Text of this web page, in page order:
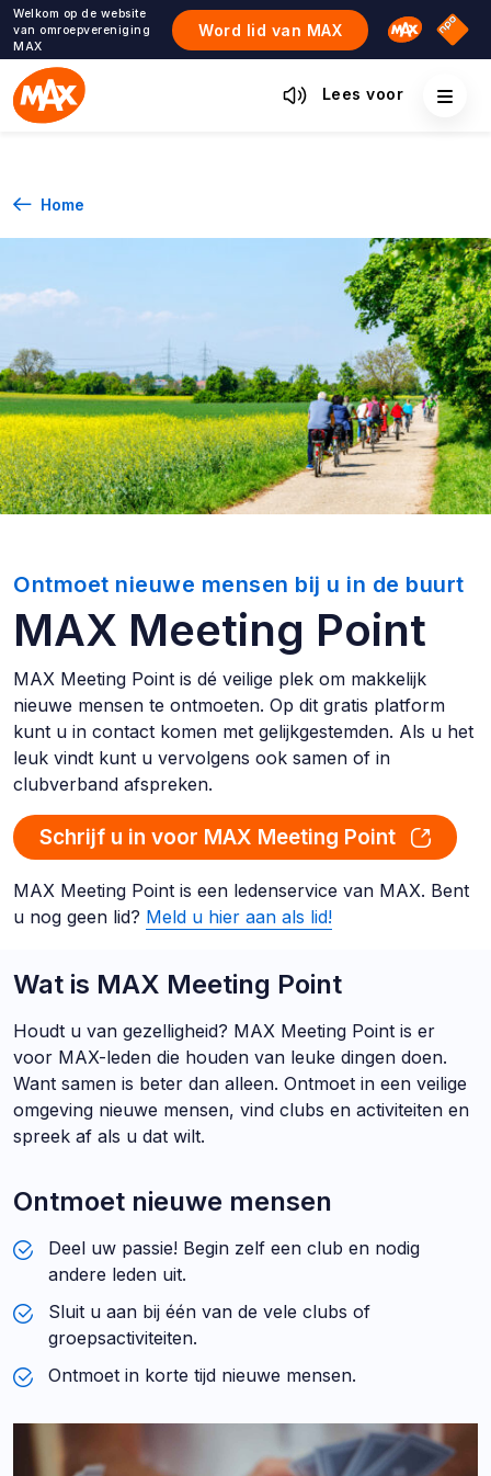
Ga
naar
de
inhoud
Welkom op de website
van omroepvereniging
MAX
Word lid van MAX Omroep
NPO
Lees voor
Home
Ontmoet nieuwe mensen bij u in de buurt
MAX Meeting Point
MAX Meeting Point is dé veilige plek om makkelijk
nieuwe mensen te ontmoeten. Op dit gratis platform
kunt u in contact komen met gelijkgestemden. Als u het
leuk vindt kunt u vervolgens ook samen of in
clubverband afspreken.
Schrijf u in voor MAX Meeting Point
MAX Meeting Point is een ledenservice van MAX. Bent
u nog geen lid? Meld u hier aan als lid!
Wat is MAX Meeting Point
Houdt u van gezelligheid? MAX Meeting Point is er
voor MAX-leden die houden van leuke dingen doen.
Want samen is beter dan alleen. Ontmoet in een veilige
omgeving nieuwe mensen, vind clubs en activiteiten en
spreek af als u dat wilt.
Ontmoet nieuwe mensen
Deel uw passie! Begin zelf een club en nodig
andere leden uit.
Sluit u aan bij één van de vele clubs of
groepsactiviteiten.
Ontmoet in korte tijd nieuwe mensen.